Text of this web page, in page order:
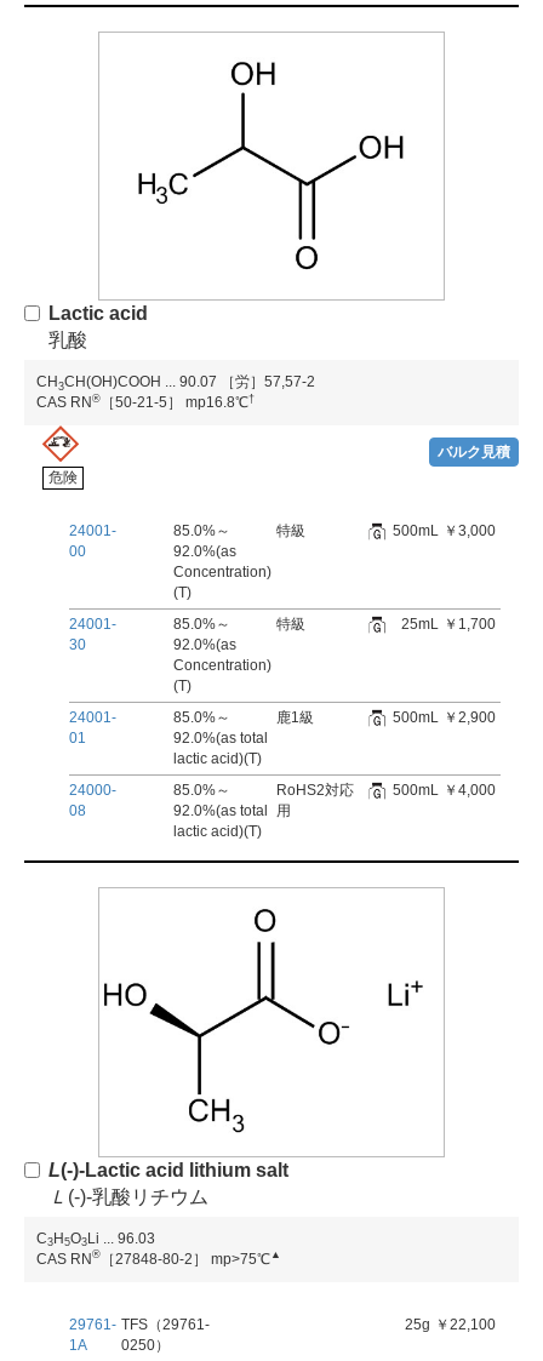
Lactic acid
乳酸
CH 3CH(OH)COOH ... 90.07
［労］57,57-2
CAS RN ® ［50-21-5］ mp16.8℃†
危険
バルク見積
24001-
00
85.0%～
92.0%(as
Concentration)
(T)
特級 500mL ￥3,000
24001-
30
85.0%～
92.0%(as
Concentration)
(T)
特級 25mL ￥1,700
24001-
01
85.0%～
92.0%(as total
lactic acid)(T)
鹿1級 500mL ￥2,900
24000-
08
85.0%～
92.0%(as total
lactic acid)(T)
RoHS2対応
用
500mL ￥4,000
L(-)-Lactic acid lithium salt
Ｌ (-)-乳酸リチウム
C3 H 5O3 Li ... 96.03
CAS RN ® ［27848-80-2］ mp>75℃ ▲
29761-
1A
TFS（29761-
0250）
25g ￥22,100